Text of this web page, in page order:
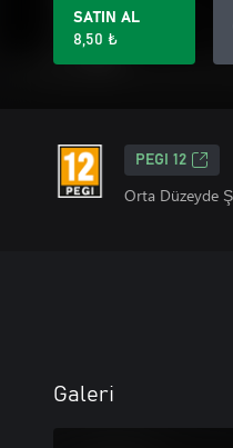
SATIN AL
8,50 ₺
PEGI 12
Orta Düzeyde
Galeri